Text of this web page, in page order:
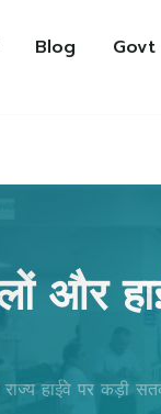
Blog Govt
और
हाईवे पर कड़ी